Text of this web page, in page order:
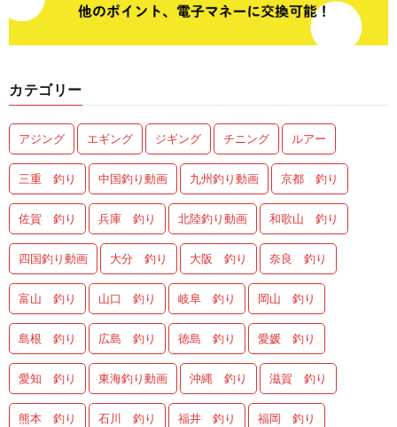
カテゴリー
アジング エギング ジギング チニング ルアー
三重 釣り 中国釣り動画 九州釣り動画 京都 釣り
佐賀 釣り 兵庫 釣り 北陸釣り動画 和歌山 釣り
四国釣り動画 大分 釣り 大阪 釣り 奈良 釣り
富山 釣り 山口 釣り 岐阜 釣り 岡山 釣り
島根 釣り 広島 釣り 徳島 釣り 愛媛 釣り
愛知 釣り 東海釣り動画 沖縄 釣り 滋賀 釣り
熊本 釣り 石川 釣り 福井 釣り 福岡 釣り